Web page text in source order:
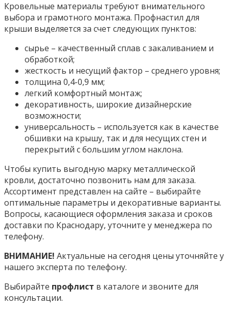
Кровельные материалы требуют внимательного
выбора и грамотного монтажа. Профнастил для
крыши выделяется за счет следующих пунктов:
сырье – качественный сплав с закаливанием и
обработкой;
жесткость и несущий фактор – среднего уровня;
толщина 0,4-0,9 мм;
легкий комфортный монтаж;
декоративность, широкие дизайнерские
возможности;
универсальность – используется как в качестве
обшивки на крышу, так и для несущих стен и
перекрытий с большим углом наклона.
Чтобы купить выгодную марку металлической
кровли, достаточно позвонить нам для заказа.
Ассортимент представлен на сайте – выбирайте
оптимальные параметры и декоративные варианты.
Вопросы, касающиеся оформления заказа и сроков
доставки по Краснодару, уточните у менеджера по
телефону.
ВНИМАНИЕ! Актуальные на сегодня цены уточняйте у
нашего эксперта по телефону.
Выбирайте профлист в каталоге и звоните для
консультации.